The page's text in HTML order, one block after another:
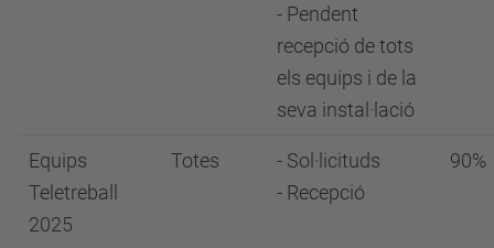
- Pendent
recepció de tots
els equips i de la
seva instal·lació
Equips
Teletreball
2025
Totes
- Sol·licituds
- Recepció
90%